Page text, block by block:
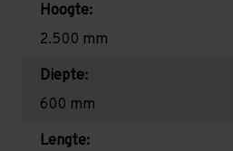
Hoogte:
2.500 mm
Diepte:
600 mm
Lengte: